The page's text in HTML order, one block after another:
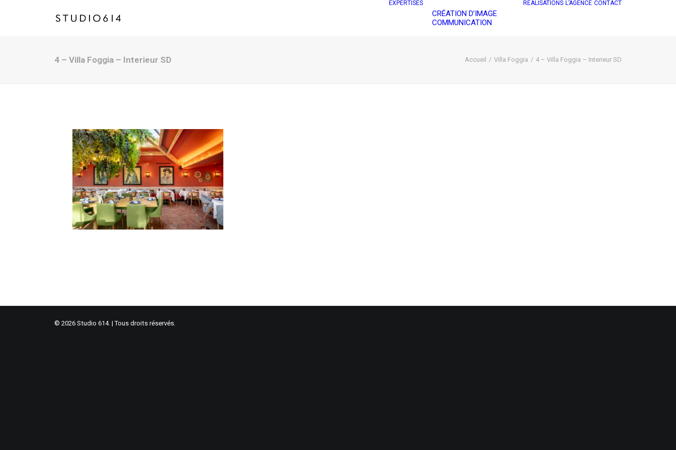
EXPERTISES
CRÉATION D’IMAGE
COMMUNICATION
RÉALISATIONS L’AGENCE CONTACT
4 – Villa Foggia – Interieur SD Accueil Villa Foggia 4 – Villa Foggia – Interieur SD
© 2026 Studio 614. | Tous droits réservés.